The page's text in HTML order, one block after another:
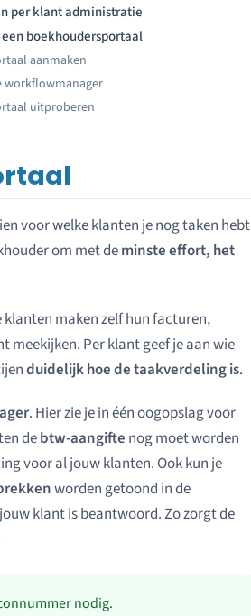
per klant administratie
boekhoudersportaal
aanmaken
workflowmanager
uitproberen
voor welke klanten je nog taken hebt
om met deminste effort, het
maken zelf hun facturen,
meekijken. Per klant geef je aan wie
duidelijk hoe de taakverdeling is.
. Hier zie je in één oogopslag voor
debtw-aangifte nog moet worden
voor al jouw klanten. Ook kun je
worden getoond in de
klant is beantwoord. Zo zorgt de
nodig.